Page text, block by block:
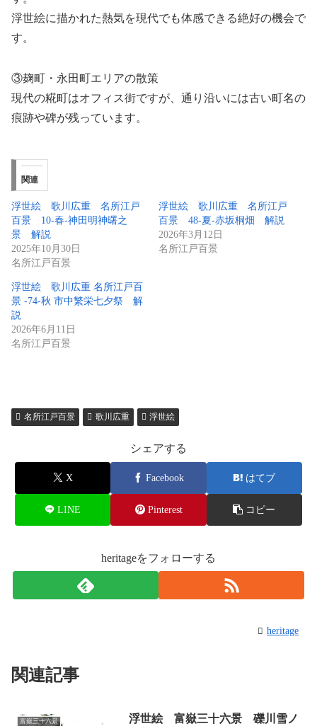
浮世絵に描かれた熱気を現代でも体感できる絶好の機会で
す。
③麹町・永田町エリアの散策
現代の糀町はオフィス街ですが、通り沿いには古い町名の
痕跡や碑が残っています。
関連
浮世絵 歌川広重 名所江戸
百景 10-春-神田明神曙之
景 解説
2025年10月30日
名所江戸百景
浮世絵 歌川広重 名所江戸
百景 48-夏-赤坂桐畑 解説
2026年3月12日
名所江戸百景
浮世絵 歌川広重 名所江戸百
景 -74-秋 市中繁栄七夕祭 解
説
2026年6月11日
名所江戸百景
名所江戸百景 歌川広重 浮世絵
シェアする
X Facebook はてブ
LINE Pinterest コピー
heritageをフォローする
heritage
関連記事
富嶽三十六景
浮世絵 富嶽三十六景 礫川雪ノ